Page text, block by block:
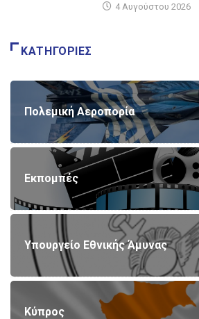
4 Αυγούστου 2026
ΚΑΤΗΓΟΡΊΕΣ
Πολεμική Αεροπορία
Εκπομπές
Υπουργείο Εθνικής Άμυνας
Κύπρος